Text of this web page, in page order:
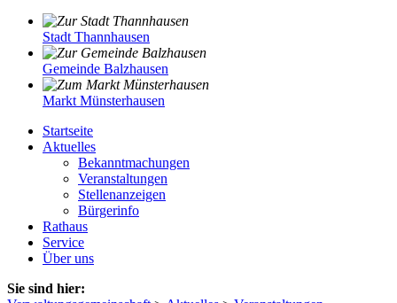
Stadt Thannhausen
Gemeinde Balzhausen
Markt Münsterhausen
Startseite
Aktuelles
Bekanntmachungen
Veranstaltungen
Stellenanzeigen
Bürgerinfo
Rathaus
Service
Über uns
Sie sind hier: